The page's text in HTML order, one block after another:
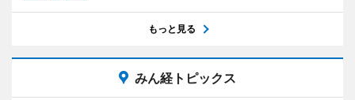
もっと見る
みん経トピックス